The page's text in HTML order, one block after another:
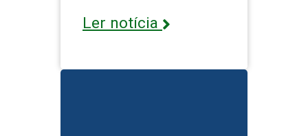
Ler notícia